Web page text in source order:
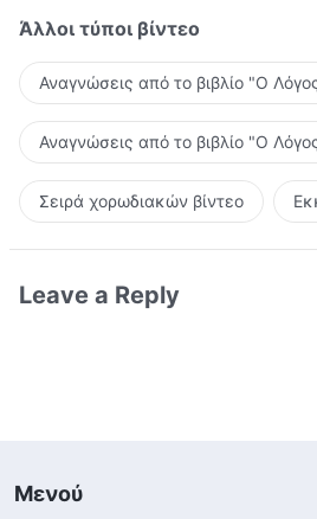
Άλλοι τύποι βίντεο
Αναγνώσεις από το βιβλίο "Ο
Αναγνώσεις από το βιβλίο "Ο
Σειρά χορωδιακών βίντεο
Leave a Reply
Μενού